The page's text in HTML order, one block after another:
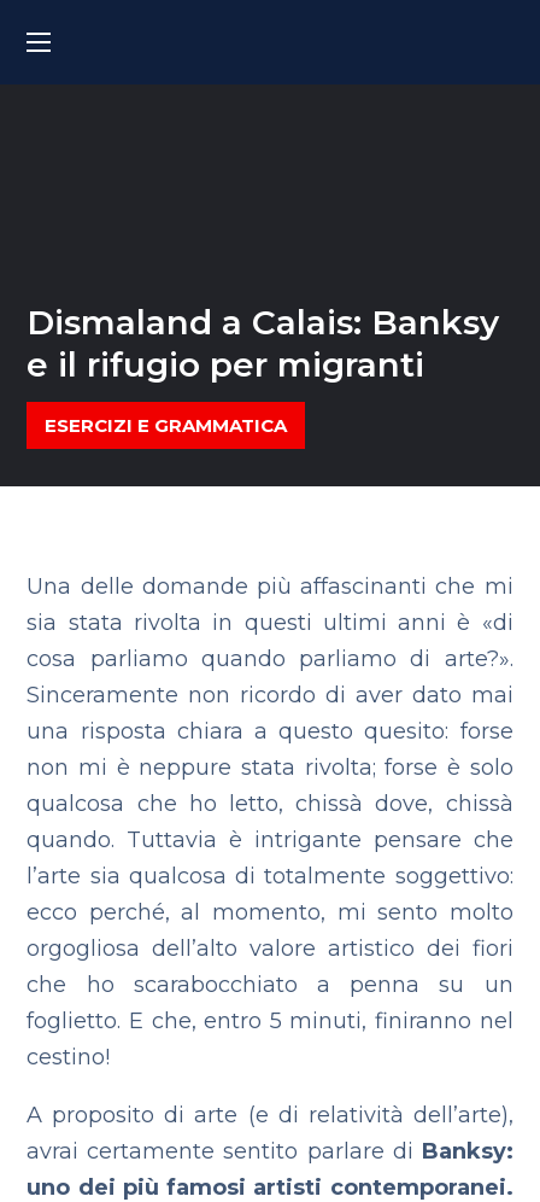
Dismaland a Calais: Banksy
e il rifugio per migranti
ESERCIZI E GRAMMATICA
Una delle domande più affascinanti che mi
sia stata rivolta in questi ultimi anni è «di
cosa parliamo quando parliamo di arte?».
Sinceramente non ricordo di aver dato mai
una risposta chiara a questo quesito: forse
non mi è neppure stata rivolta; forse è solo
qualcosa che ho letto, chissà dove, chissà
quando. Tuttavia è intrigante pensare che
l’arte sia qualcosa di totalmente soggettivo:
ecco perché, al momento, mi sento molto
orgogliosa dell’alto valore artistico dei fiori
che ho scarabocchiato a penna su un
foglietto. E che, entro 5 minuti, finiranno nel
cestino!
A proposito di arte (e di relatività dell’arte),
avrai certamente sentito parlare di Banksy:
uno dei più famosi artisti contemporanei.